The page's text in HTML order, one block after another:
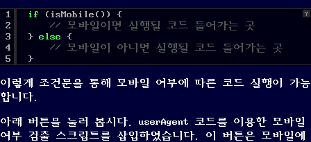
?
1
2
3
4
5
if
(isMobile()) {
// 모바일이면 실행될 코드 들어가는 곳
} else
{
// 모바일이 아니면 실행될 코드 들어가는 곳
}
이렇게 조건문을 통해 모바일 여부에 따른 코드 실행이 가능
합니다.
아래 버튼을 눌러 봅시다. userAgent 코드를 이용한 모바일
여부 검출 스크립트를 삽입하였습니다. 이 버튼은 모바일에